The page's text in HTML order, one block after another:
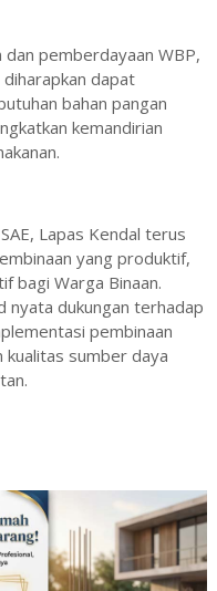
pemberdayaan WBP,
dapat
bahan pangan
kemandirian
Lapas Kendal terus
yang produktif,
bagi Warga Binaan.
nyata dukungan terhadap
pembinaan
sumber daya